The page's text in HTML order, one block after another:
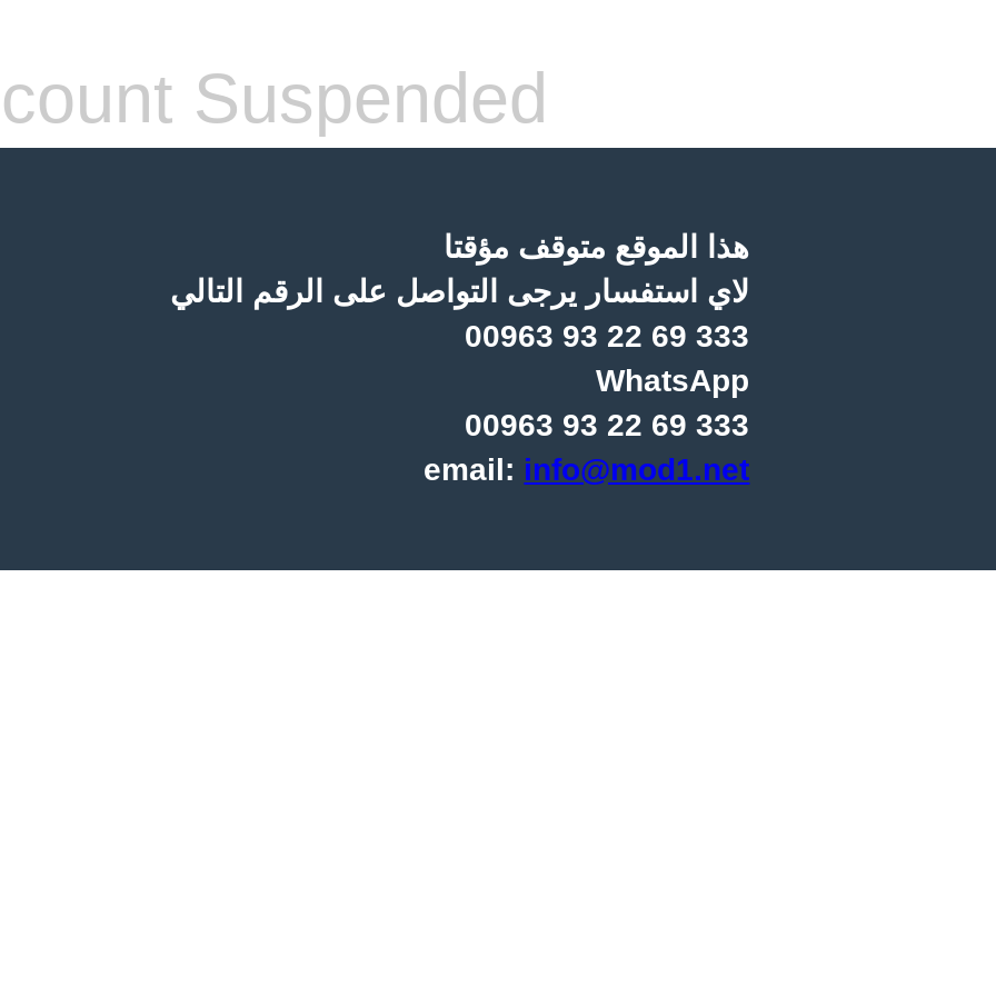
Suspended
هذا الموقع متوقف مؤقتا
لاي استفسار يرجى التواصل على الرقم التالي
00963 93 22 69 333
WhatsApp
00963 93 22 69 333
email: info@mod1.net